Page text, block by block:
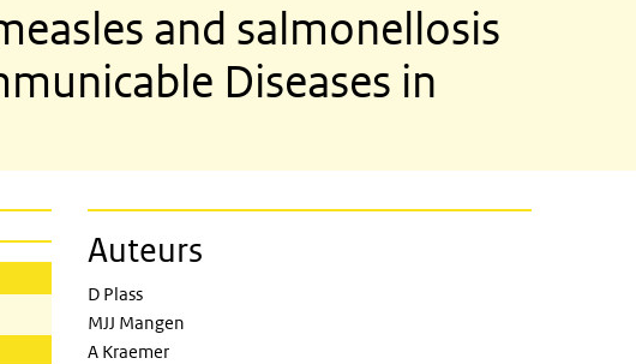
and salmonellosis
Diseases in
Auteurs
D Plass
MJJ Mangen
A Kraemer